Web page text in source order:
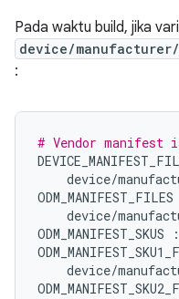
Pada waktu build, jika
device/manufacturer/
:
# Vendor manifest is
device/
ODM_MANIFEST_FILES
device/
ODM_MANIFEST_SKUS
device/